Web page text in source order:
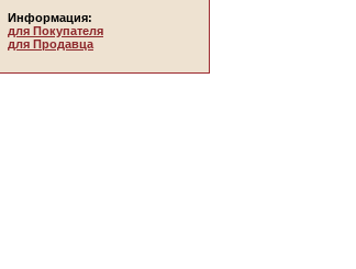
Информация:
для Покупателя
для Продавца